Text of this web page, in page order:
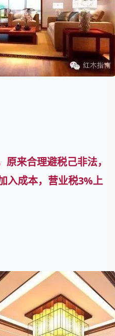
来合理避税己非法，
入成本，营业税3%上